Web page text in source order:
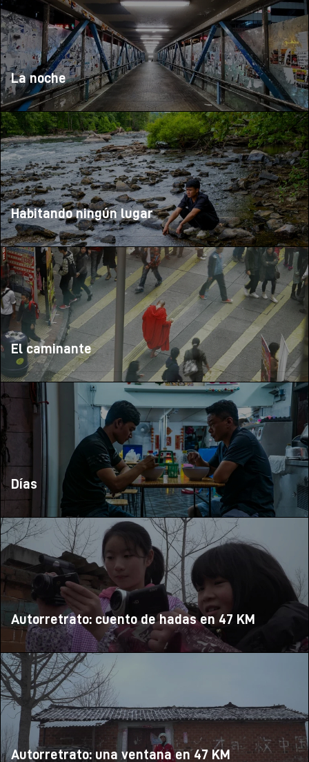
La noche
Habitando ningún lugar
El caminante
Días
Autorretrato: cuento de hadas en 47 KM
Autorretrato: una ventana en 47 KM